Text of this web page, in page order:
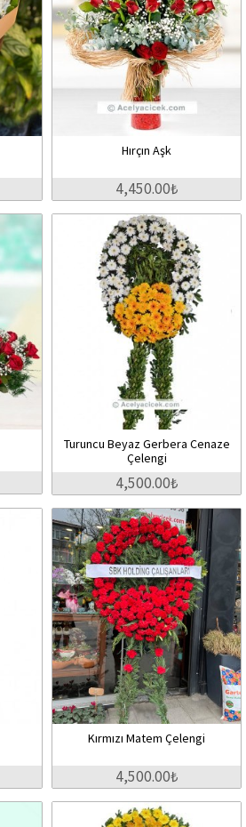
Hırçın Aşk
4,450.00₺
Turuncu Beyaz Gerbera Cenaze
Çelengi
4,500.00₺
Kırmızı Matem Çelengi
4,500.00₺